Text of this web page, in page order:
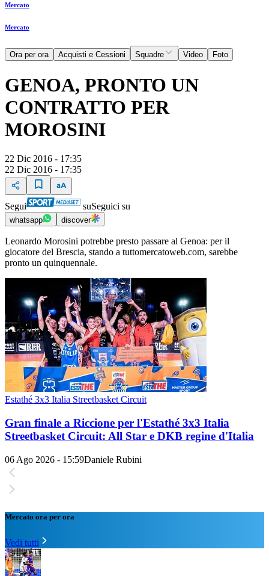
Mercato
Mercato
Ora per ora Acquisti e Cessioni Squadre Video Foto
GENOA, PRONTO UN
CONTRATTO PER
MOROSINI
22 Dic 2016 - 17:35
22 Dic 2016 - 17:35
Segui suSeguici su
whatsapp discover
Leonardo Morosini potrebbe presto passare al Genoa: per il
giocatore del Brescia, stando a tuttomercatoweb.com, sarebbe
pronto un quinquennale.
Estathé 3x3 Italia Streetbasket Circuit
Gran finale a Riccione per l'Estathé 3x3 Italia
Streetbasket Circuit: All Star e DKB regine d'Italia
06 Ago 2026 - 15:59Daniele Rubini
Mercato ora per ora
Vedi tutti